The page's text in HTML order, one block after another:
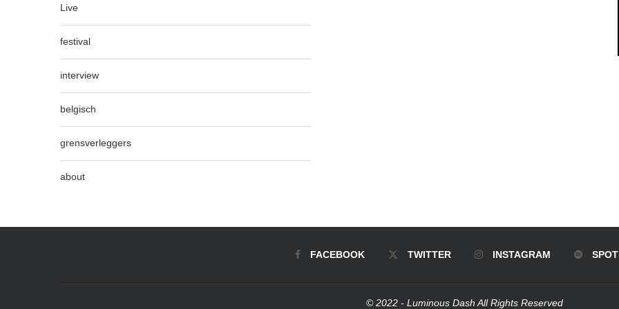
Live
festival
interview
belgisch
grensverleggers
about
FACEBOOK TWITTER INSTAGRAM
© 2022 - Luminous Dash All Rights Reserved